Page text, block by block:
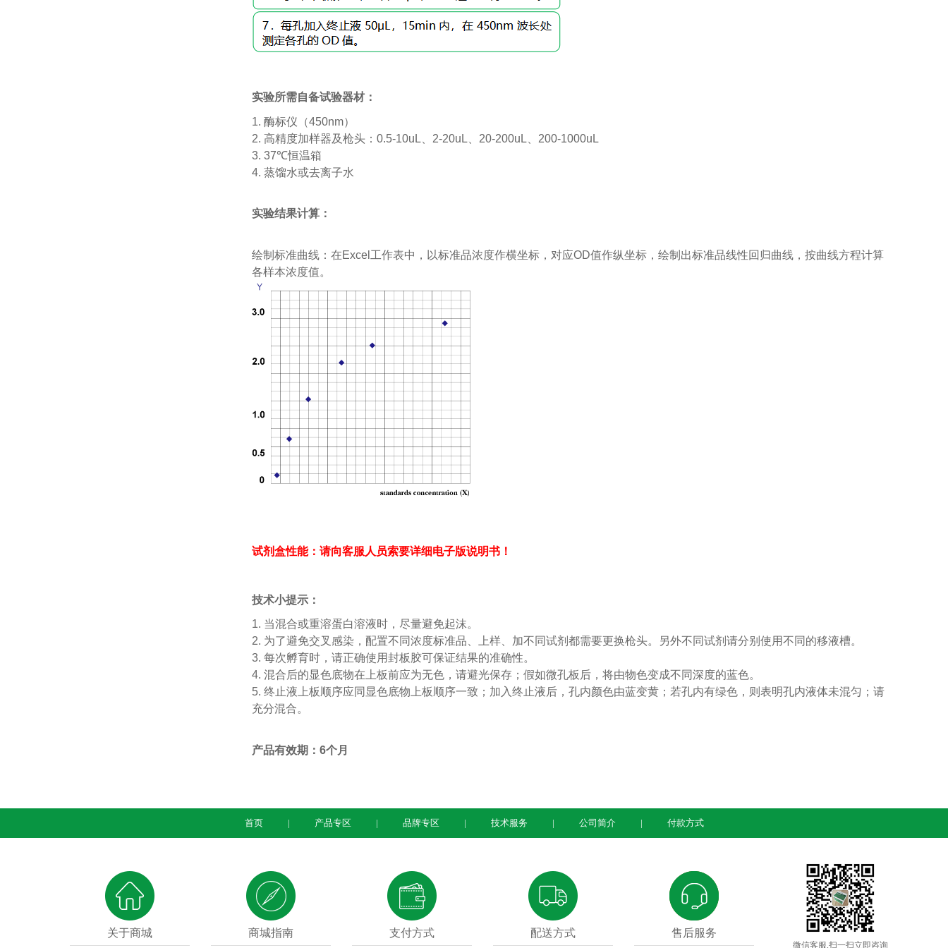
实验所需自备试验器材：
1. 酶标仪（450nm）
2. 高精度加样器及枪头： 0.5-10uL 2-20uL 20-200uL
200-1000uL
3. 37℃恒温箱
4. 蒸馏水或去离子水
实验结果计算：
绘制标准曲线：在Excel 工作表中，以标准品浓度作横坐标，对应OD值作纵坐标，绘制出标准品线性回归曲线，按曲线方程计算
各样本浓度值。
试剂盒性能：请向客服人员索要详细电子版说明书！
技术小提示：
1. 当混合或重溶蛋白溶液时，尽量避免起沫。
2. 为了避免交叉感染，配置不同浓度标准品、上样、加不同试剂都需要更换枪头。另外不同试剂请分别使用不同的移液槽。
3. 每次孵育时，请正确使用封板胶可保证结果的准确性。
4. 混合后的显色底物在上板前应为无色，请避光保存；假如微孔板后，将由物色变成不同深度的蓝色。
5. 终止液上板顺序应同显色底物上板顺序一致；加入终止液后，孔内颜色由蓝变黄；若孔内有绿色，则表明孔内液体未混匀；请
充分混合。
产品有效期： 6个月
首页 产品专区 品牌专区 技术服务 公司简介 付款方式
关于商城 商城指南 支付方式 配送方式 售后服务
微信客服,扫一扫立即咨询